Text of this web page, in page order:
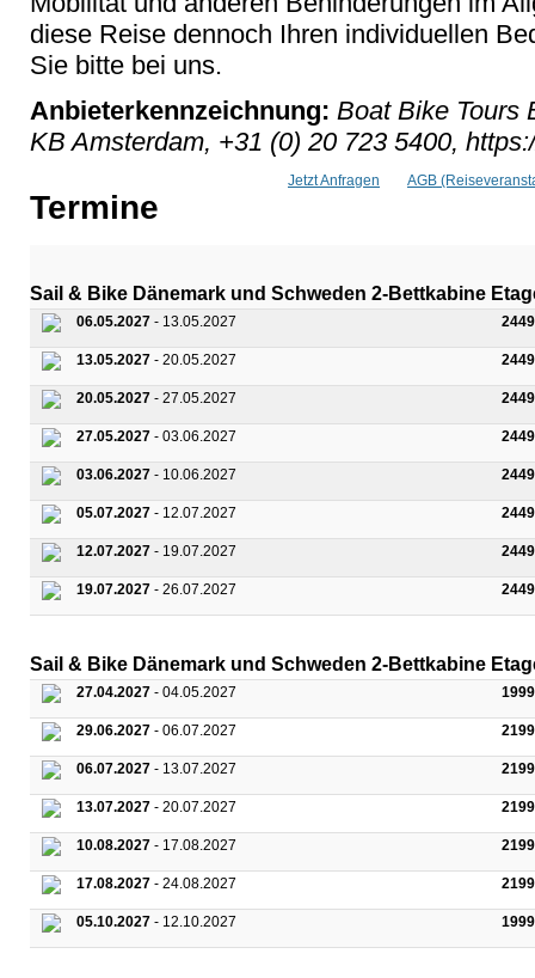
diese Reise dennoch Ihren individuellen
Sie bitte bei uns.
Anbieterkennzeichnung: Boat Bike Tours
KB Amsterdam, +31 (0) 20 723 5400,
Jetzt Anfragen AGB
Termine
Sail & Bike Dänemark und Schweden 2-Bettkabine
06.05.2027 - 13.05.2027
13.05.2027 - 20.05.2027
20.05.2027 - 27.05.2027
27.05.2027 - 03.06.2027
03.06.2027 - 10.06.2027
05.07.2027 - 12.07.2027
12.07.2027 - 19.07.2027
19.07.2027 - 26.07.2027
Sail & Bike Dänemark und Schweden 2-Bettkabine
27.04.2027 - 04.05.2027
29.06.2027 - 06.07.2027
06.07.2027 - 13.07.2027
13.07.2027 - 20.07.2027
10.08.2027 - 17.08.2027
17.08.2027 - 24.08.2027
05.10.2027 - 12.10.2027